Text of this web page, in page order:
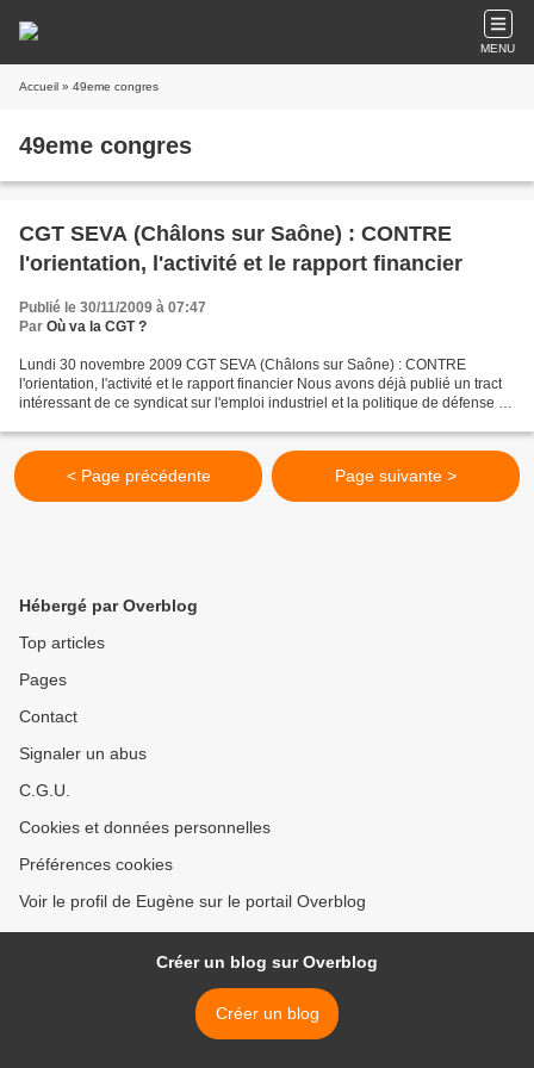
MENU
Accueil » 49eme congres
49eme congres
CGT SEVA (Châlons sur Saône) : CONTRE
l'orientation, l'activité et le rapport financier
Publié le 30/11/2009 à 07:47
Par Où va la CGT ?
Lundi 30 novembre 2009 CGT SEVA (Châlons sur Saône) : CONTRE
l'orientation, l'activité et le rapport financier Nous avons déjà publié un tract
intéressant de ce syndicat sur l'emploi industriel et la politique de défense de
< Page précédente Page suivante >
Hébergé par Overblog
Top articles
Pages
Contact
Signaler un abus
C.G.U.
Cookies et données personnelles
Préférences cookies
Voir le profil de Eugène sur le portail Overblog
Créer un blog sur Overblog
Créer un blog